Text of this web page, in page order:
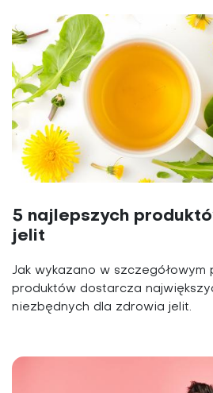
5 najlepszych
jelit
Jak wykazano w szczegółowym
produktów dostarcza
niezbędnych dla zdrowia jelit.